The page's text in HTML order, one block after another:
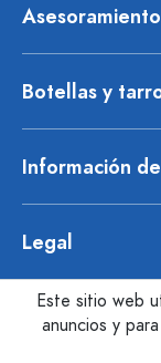
Botellas y
Información
Legal
Este sitio web
anuncios y